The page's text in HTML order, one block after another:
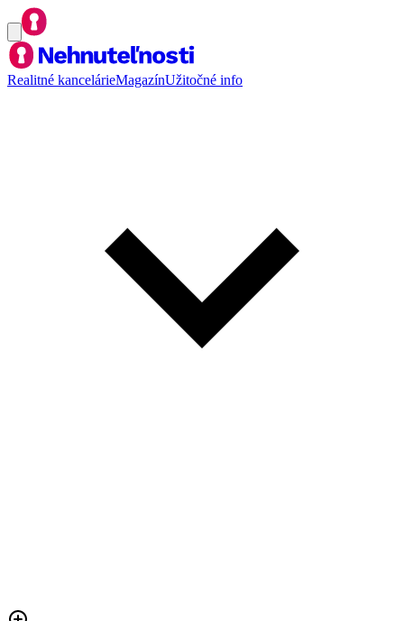
Realitné kancelárieMagazínUžitočné info